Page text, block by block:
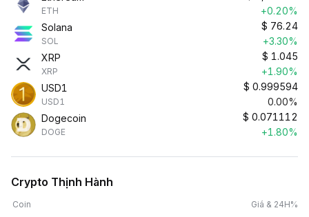
ETH
+0.20%
Solana
SOL
$ 76.24
+3.30%
XRP
XRP
$ 1.045
+1.90%
USD1
USD1
$ 0.999594
0.00%
Dogecoin
DOGE
$ 0.071112
+1.80%
Crypto Thịnh Hành
Coin Giá & 24H%